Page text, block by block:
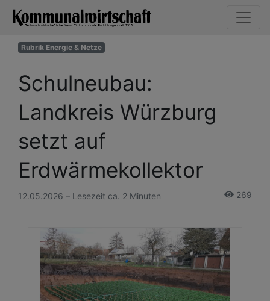
Rubrik Energie & Netze
Schulneubau:
Landkreis Würzburg
setzt auf
Erdwärmekollektor
12.05.2026 – Lesezeit ca. 2 Minuten 269